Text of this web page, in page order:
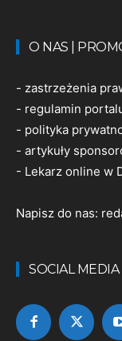
O NAS |
- zastrzeżenia
- regulamin
- polityka
- artykuły
- Lekarz online w
Napisz do nas:
SOCIAL MEDIA